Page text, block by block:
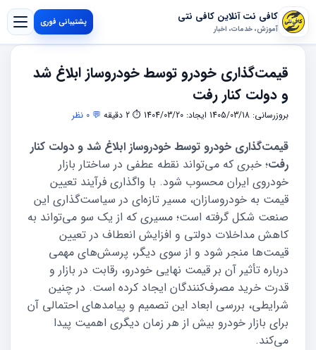
کافی نت آنلاین کافی نتی
آموزش، خدمات، اخبار
پشتیبانی فوری
قیمت‌گذاری خودرو توسط خودروساز ابلاغ شد
و دولت کنار رفت
بروزرسانی: 1405/03/18 ایجاد: 1404/03/20 ⏱ 2 دقیقه 💬 0 نظر
قیمت‌گذاری خودرو توسط خودروساز ابلاغ شد و دولت کنار
رفت؛ خبری که می‌تواند نقطه عطفی در ساختار بازار
خودروی ایران محسوب شود. با واگذاری فرآیند تعیین
قیمت به خودروسازان، مسیر تازه‌ای در سیاست‌گذاری این
صنعت شکل گرفته است؛ مسیری که از یک سو می‌تواند به
کاهش مداخلات دولتی و افزایش انعطاف در تعیین
قیمت‌ها منجر شود و از سوی دیگر، پرسش‌های مهمی
درباره تأثیر آن بر قیمت نهایی خودرو، رقابت در بازار و
قدرت خرید مصرف‌کنندگان ایجاد کرده است. در چنین
شرایطی، بررسی ابعاد این تصمیم و پیامدهای احتمالی آن
برای بازار خودرو بیش از هر زمان دیگری اهمیت پیدا
می‌کند.